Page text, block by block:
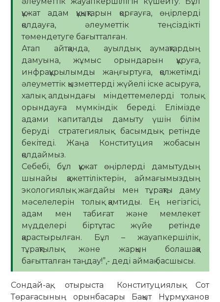
құжат адам құқықтарын қорғауға, өңірлерді
қолдауға, әлеуметтік теңсіздікті
төмендетуге бағытталған.
Атап айтқанда, ауылдық аумақтардың
дамуына, жұмыс орындарын құруға,
инфрақұрылымды жаңғыртуға, қолжетімді
әлеуметтік қызметтерді жүйелі іске асыруға,
халық алдындағы міндеттемелерді толық
орындауға мүмкіндік береді. Елімізде
адами капиталды дамыту үшін білім
беруді стратегиялық басымдық ретінде
бекітеді. Жаңа Конституция жобасын
қолдаймыз.
Себебі, бұл құжат өңірлерді дамытудың
шынайы қажеттіліктерін, аймағымыздың
экологиялық жағдайы мен тұрақты даму
мәселелерін толық қамтиды. Ең негізгісі,
адам мен табиғат және мемлекет
мүдделері біртұтас жүйе ретінде
қарастырылған. Бұл – жауапкершілік,
тұрақтылық және жарқын болашаққа
бағытталған таңдау!”,- деді аймақ басшысы.
Сондай-ақ, отырыста Конституциялық Сот
Төрағасының орынбасары Бақыт Нұрмұханов